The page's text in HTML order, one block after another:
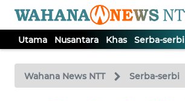
Utama Nusantara Khas Serba-serbi
Wahana News NTT Serba-serbi
TV
Tutup